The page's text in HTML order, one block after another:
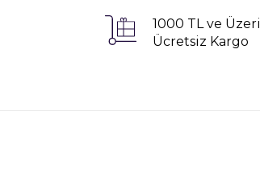
1000 TL ve Üzeri
Ücretsiz Kargo